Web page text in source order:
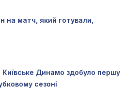
на матч, який готували,
Київське Динамо здобуло першу
сезоні